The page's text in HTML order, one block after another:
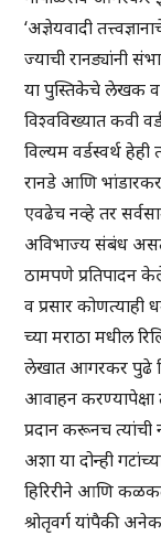
‘अज्ञेयवादी
ज्याची रानड्यांनी
या पुस्तिकेचे लेखक व
विश्वविख्यात कवी
विल्यम वर्डस्वर्थ हेही
रानडे आणि
एवढेच नव्हे तर
अविभाज्य संबंध
ठामपणे प्रतिपादन
व प्रसार
च्या मराठा मधील
लेखात आगरकर पुढे
आवाहन करण्यापेक्षा
प्रदान करूनच त्यांची
अशा या दोन्ही
हिरिरीने आणि
श्रोतृवर्ग यांपैकी